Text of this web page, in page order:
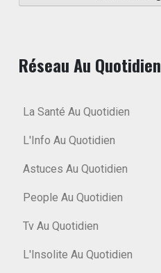
Réseau Au Quotidien
La Santé Au Quotidien
L'Info Au Quotidien
Astuces Au Quotidien
People Au Quotidien
Tv Au Quotidien
L'Insolite Au Quotidien